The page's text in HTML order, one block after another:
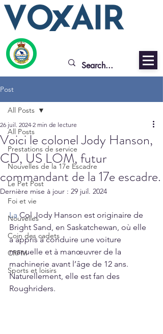
Post
All Posts
Prestations de service
Nouvelles de la 17e Escadre
Le Pet Post
Foi et vie
Nouvelles
Coin des cadets
CRFM
Sports et loisirs
All Posts
Voici le colonel Jody Hanson,
CD, US LOM, futur
commandant de la 17e escadre.
26 juil. 2024 2 min de lecture
Dernière mise à jour : 29 juil. 2024
La Col Jody Hanson est originaire de
Bright Sand, en Saskatchewan, où elle
a appris à conduire une voiture
manuelle et à manœuvrer de la
machinerie avant l’âge de 12 ans.
Naturellement, elle est fan des
Roughriders.